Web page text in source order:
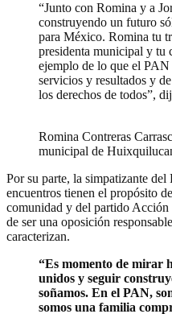
“Junto con Romina y a
construyendo un futuro
para México. Romina tu
presidenta municipal y tu
ejemplo de lo que el
servicios y resultados y
los derechos de todos”,
Romina Contreras
municipal de
Por su parte, la simpatizante
encuentros tienen el propósito
comunidad y del partido
de ser una oposición
caracterizan.
“Es momento de mirar
unidos y seguir
soñamos. En el PAN,
somos una familia